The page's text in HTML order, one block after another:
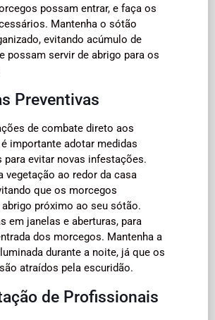
possam entrar, e faça os
Mantenha o sótão
evitando acúmulo de
possam servir de abrigo para os
Preventivas
de combate direto aos
importante adotar medidas
para evitar novas infestações.
vegetação ao redor da casa
que os morcegos
próximo ao seu sótão.
em janelas e aberturas, para
dos morcegos. Mantenha a
durante a noite, já que os
atraídos pela escuridão.
de Profissionais